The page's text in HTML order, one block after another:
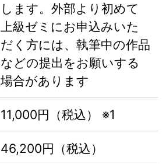
します。外部より初めて
上級ゼミにお申込みいた
だく方には、執筆中の作品
などの提出をお願いする
場合があります
11,000円（税込） ※1
46,200円（税込）